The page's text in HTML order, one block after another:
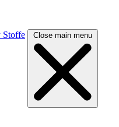
Stoffe Close main menu